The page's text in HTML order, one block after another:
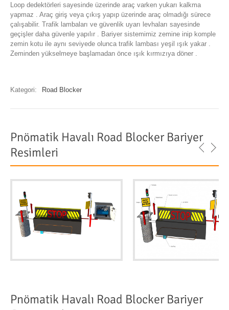
Loop dedektörleri sayesinde üzerinde araç varken yukarı kalkma
yapmaz . Araç giriş veya çıkış yapıp üzerinde araç olmadığı sürece
çalışabilir. Trafik lambaları ve güvenlik uyarı levhaları sayesinde
geçişler daha güvenle yapılır . Bariyer sistemimiz zemine inip komple
zemin kotu ile aynı seviyede olunca trafik lambası yeşil ışık yakar .
Zeminden yükselmeye başlamadan önce ışık kırmızıya döner .
Kategori: Road Blocker
Pnömatik Havalı Road Blocker Bariyer
Resimleri
Pnömatik Havalı Road Blocker Bariyer